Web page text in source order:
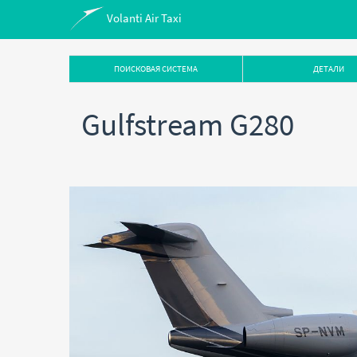
Volanti Air Taxi
ПОИСКОВАЯ СИСТЕМА ДЕТАЛИ
Gulfstream G280